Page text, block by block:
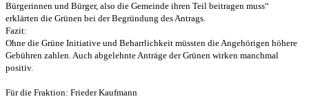
Bürgerinnen und Bürger, also die Gemeinde ihren Teil beitragen muss“
erklärten die Grünen bei der Begründung des Antrags.
Fazit:
Ohne die Grüne Initiative und Beharrlichkeit müssten die Angehörigen höhere
Gebühren zahlen. Auch abgelehnte Anträge der Grünen wirken manchmal
positiv.
Für die Fraktion: Frieder Kaufmann